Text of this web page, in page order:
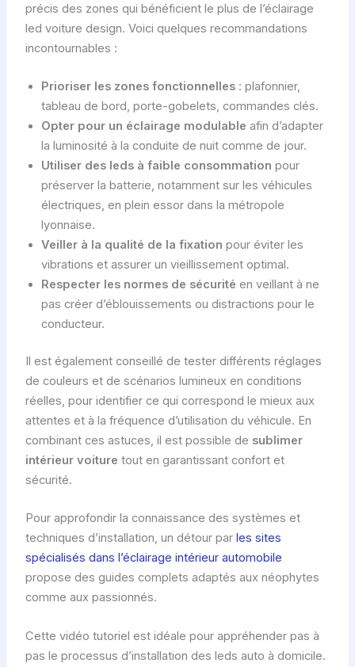
précis des zones qui bénéficient le plus de l’éclairage
led voiture design. Voici quelques recommandations
incontournables :
Prioriser les zones fonctionnelles: plafonnier,
tableau de bord, porte-gobelets, commandes clés.
Opter pour un éclairage modulable afin d’adapter
la luminosité à la conduite de nuit comme de jour.
Utiliser des leds à faible consommation pour
préserver la batterie, notamment sur les véhicules
électriques, en plein essor dans la métropole
lyonnaise.
Veiller à la qualité de la fixation pour éviter les
vibrations et assurer un vieillissement optimal.
Respecter les normes de sécurité en veillant à ne
pas créer d’éblouissements ou distractions pour le
conducteur.
Il est également conseillé de tester différents réglages
de couleurs et de scénarios lumineux en conditions
réelles, pour identifier ce qui correspond le mieux aux
attentes et à la fréquence d’utilisation du véhicule. En
combinant ces astuces, il est possible de sublimer
intérieur voiture tout en garantissant confort et
sécurité.
Pour approfondir la connaissance des systèmes et
techniques d’installation, un détour par les sites
spécialisés dans l’éclairage intérieur automobile
propose des guides complets adaptés aux néophytes
comme aux passionnés.
Cette vidéo tutoriel est idéale pour appréhender pas à
pas le processus d’installation des leds auto à domicile.